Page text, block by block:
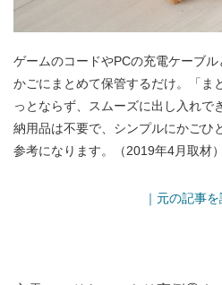
ゲームのコードやPCの充電ケーブ
かごにまとめて保管するだけ。「ま
っとならず、スムーズに出し入れで
納用品は不要で、シンプルにかごひ
参考になります。（2019年4月取材）
｜元の記事を